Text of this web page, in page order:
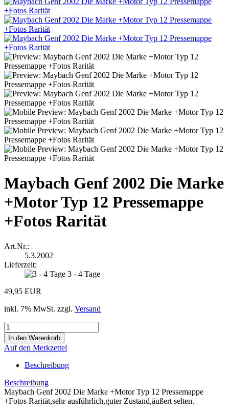
Maybach Genf 2002 Die Marke
+Motor Typ 12 Pressemappe
+Fotos Rarität
Art.Nr.:
5.3.2002
Lieferzeit:
3 - 4 Tage
49,95 EUR
inkl. 7% MwSt. zzgl. Versand
Auf den Merkzettel
Beschreibung
Beschreibung
Maybach Genf 2002 Die Marke +Motor Typ 12 Pressemappe
+Fotos Rarität,sehr ausführlich,guter Zustand,äußert selten.